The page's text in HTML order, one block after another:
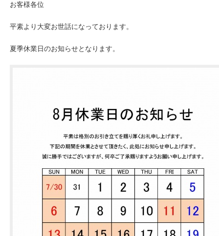
お客様各位
平素より大変お世話になっております。
夏季休業日のお知らせとなります。